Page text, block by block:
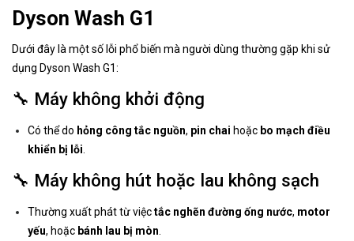
Dyson Wash G1
Dưới đây là một số lỗi phổ biến mà người dùng thường gặp khi sử
dụng Dyson Wash G1:
🔧 Máy không khởi động
Có thể do hỏng công tắc nguồn, pin chai hoặc bo mạch điều
khiển bị lỗi.
🔧 Máy không hút hoặc lau không sạch
Thường xuất phát từ việctắc nghẽn đường ống nước, motor
yếu, hoặc bánh lau bị mòn.